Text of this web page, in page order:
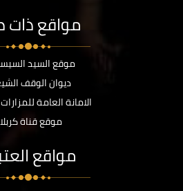
مواقع ذات
موقع السيد
ديوان الوقف
الامانة العامة
موقع قناة
مواقع